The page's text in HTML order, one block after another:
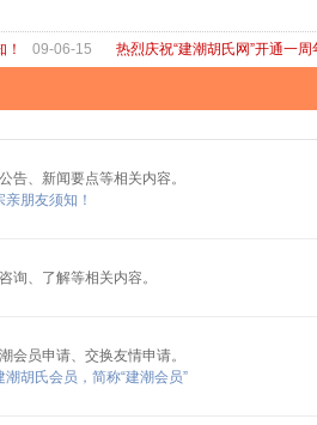
09-06-15 热烈庆祝“建潮胡氏网”开通一周
告、新闻要点等相关内容。
亲朋友须知！
询、了解等相关内容。
会员申请、交换友情申请。
潮胡氏会员，简称“建潮会员”